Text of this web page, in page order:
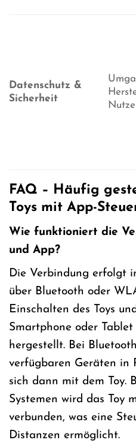
Datenschutz &
Sicherheit
FAQ – Häufig
Toys mit App-
Wie funktioniert die
und App?
Die Verbindung erfolgt
über Bluetooth oder
Einschalten des Toys
Smartphone oder
hergestellt. Bei
verfügbaren Geräten in
sich dann mit dem Toy.
Systemen wird das Toy
verbunden, was eine
Distanzen ermöglicht.